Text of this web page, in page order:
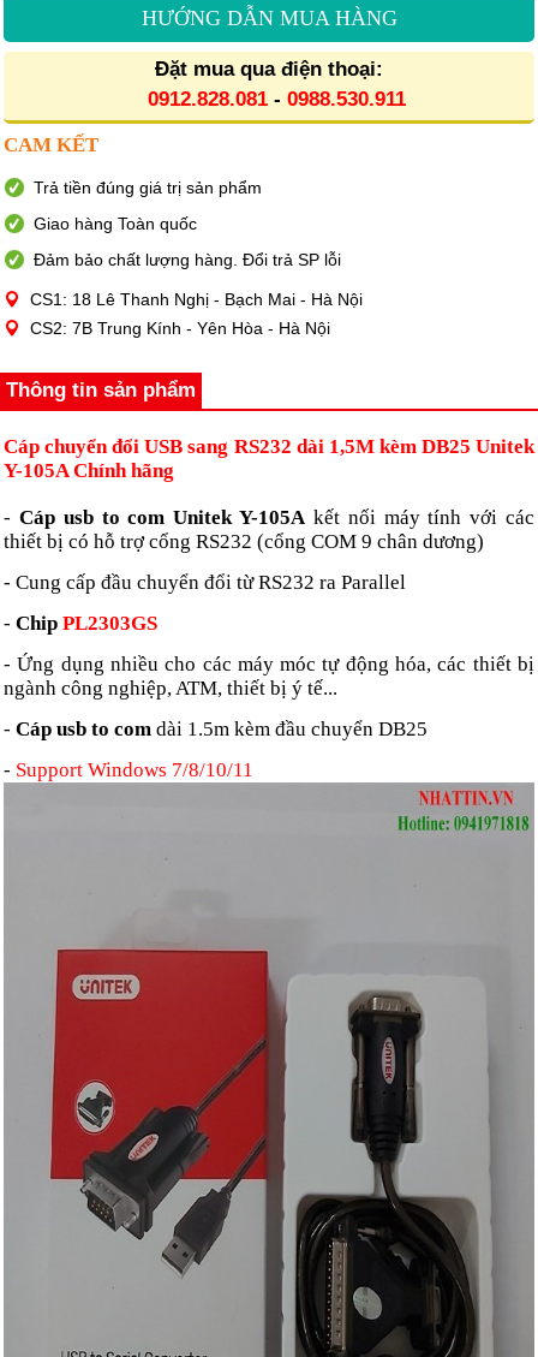
HƯỚNG DẪN MUA HÀNG
Đặt mua qua điện thoại:
0912.828.081 - 0988.530.911
CAM KẾT
Trả tiền đúng giá trị sản phẩm
Giao hàng Toàn quốc
Đảm bảo chất lượng hàng. Đổi trả SP lỗi
CS1: 18 Lê Thanh Nghị - Bạch Mai - Hà Nội
CS2: 7B Trung Kính - Yên Hòa - Hà Nội
Thông tin sản phẩm
Cáp chuyển đổi USB sang RS232 dài 1,5M kèm DB25 Unitek
Y-105A Chính hãng
- Cáp usb to com Unitek Y-105Akết nối máy tính với các
thiết bị có hỗ trợ cổng RS232 (cổng COM 9 chân dương)
- Cung cấp đầu chuyển đổi từ RS232 ra Parallel
- Chip PL2303GS
- Ứng dụng nhiều cho các máy móc tự động hóa, các thiết bị
ngành công nghiệp, ATM, thiết bị ý tế...
- Cáp usb to com dài 1.5m kèm đầu chuyển DB25
- Support Windows 7/8/10/11